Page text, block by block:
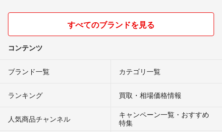
すべてのブランドを見る
コンテンツ
ブランド一覧 カテゴリ一覧
ランキング 買取・相場価格情報
人気商品チャンネル
キャンペーン一覧・おすすめ
特集